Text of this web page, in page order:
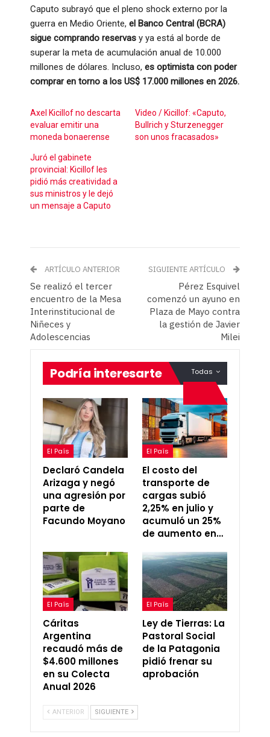
Caputo subrayó que el pleno shock externo por la
guerra en Medio Oriente, el Banco Central (BCRA)
sigue comprando reservas y ya está al borde de
superar la meta de acumulación anual de 10.000
millones de dólares. Incluso, es optimista con poder
comprar en torno a los US$ 17.000 millones en 2026.
Axel Kicillof no descarta
evaluar emitir una
moneda bonaerense
Video / Kicillof: «Caputo,
Bullrich y Sturzenegger
son unos fracasados»
Juró el gabinete
provincial: Kicillof les
pidió más creatividad a
sus ministros y le dejó
un mensaje a Caputo
ARTÍCULO ANTERIOR
Se realizó el tercer
encuentro de la Mesa
Interinstitucional de
Niñeces y
Adolescencias
SIGUIENTE ARTÍCULO
Pérez Esquivel
comenzó un ayuno en
Plaza de Mayo contra
la gestión de Javier
Milei
Todas
Podría interesarte
El País
Declaró Candela
Arizaga y negó
una agresión por
parte de
Facundo Moyano
El País
El costo del
transporte de
cargas subió
2,25% en julio y
acumuló un 25%
de aumento en…
El País
Cáritas
Argentina
recaudó más de
$4.600 millones
en su Colecta
Anual 2026
El País
Ley de Tierras: La
Pastoral Social
de la Patagonia
pidió frenar su
aprobación
ANTERIOR SIGUIENTE